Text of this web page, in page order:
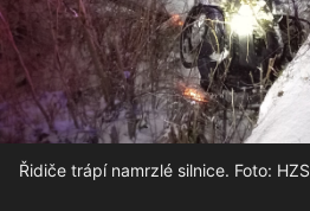
Řidiče trápí namrzlé silnice. Foto: HZS